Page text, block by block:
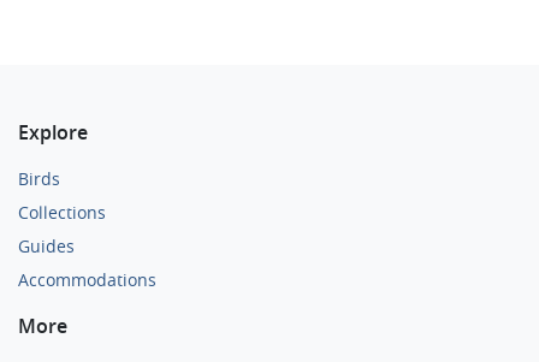
Explore
Birds
Collections
Guides
Accommodations
More